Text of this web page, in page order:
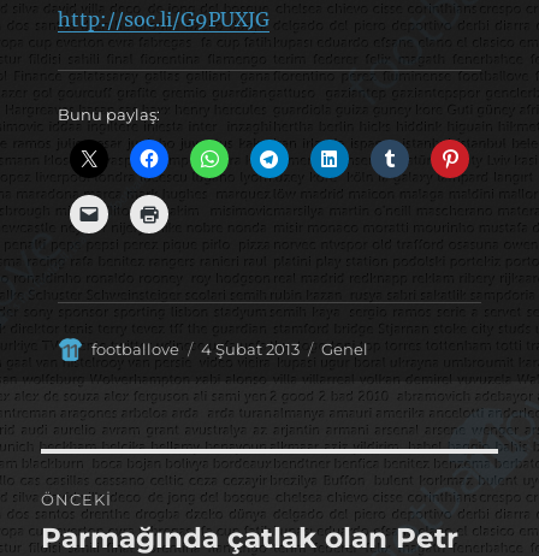
http://soc.li/G9PUXJG
Bunu paylaş:
Yazar
footballove
Yayın
tarihi
4 Şubat 2013 Kategoriler
Genel
Yazı
gezinmesi
ÖNCEKI
Önceki
Parmağında çatlak olan Petr